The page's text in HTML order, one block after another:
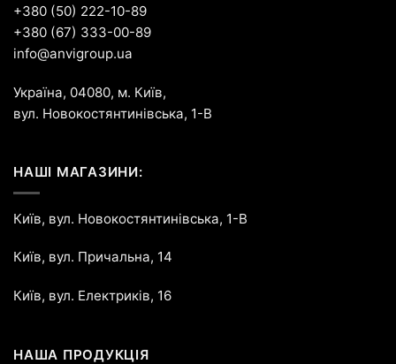
+380 (50) 222-10-89
+380 (67) 333-00-89
info@anvigroup.ua
Україна, 04080, м. Київ,
вул. Новокостянтинівська, 1-В
НАШІ МАГАЗИНИ:
Київ, вул. Новокостянтинівська, 1-В
Київ, вул. Причальна, 14
Київ, вул. Електриків, 16
НАША ПРОДУКЦІЯ